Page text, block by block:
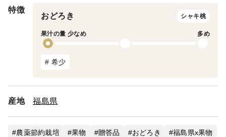
特徴
おどろき シャキ桃
果汁の量 少なめ 多め
# 希少
産地 福島県
農薬節約栽培 果物 贈答品 おどろき
福島県x果物